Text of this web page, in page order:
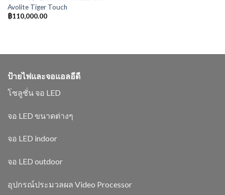
Avolite Tiger Touch
฿110,000.00
ป้ายไฟและจอแอลอีดี
โซลูชั่น จอ LED
จอ LED ขนาดต่างๆ
จอ LED indoor
จอ LED outdoor
อุปกรณ์ประมวลผล Video Processor